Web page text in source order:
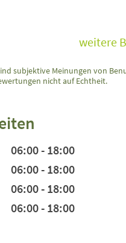
weitere
subjektive Meinungen von
nicht auf Echtheit.
06:00 - 18:00
06:00 - 18:00
06:00 - 18:00
06:00 - 18:00